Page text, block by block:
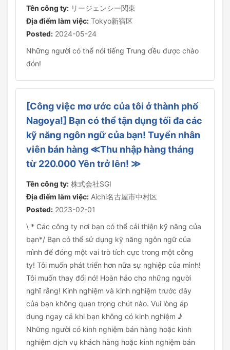
Tên công ty: リージェンシー関東
Địa điểm làm việc: Tokyo新宿区
Posted: 2024-05-24
Những người có thể nói tiếng Trung đều được chào
đón!
[Công việc mơ ước của tôi ở thành phố
Nagoya!] Bạn có thể tận dụng tối đa các
kỹ năng ngôn ngữ của bạn! Tuyển nhân
viên bán hàng ≪Thu nhập hàng tháng
từ 220.000 Yên trở lên! ≫
Tên công ty: 株式会社SGI
Địa điểm làm việc: Aichi名古屋市中村区
Posted: 2023-02-01
\ * Các công ty nơi bạn có thể cải thiện kỹ năng của
bạn*/ Bạn có thể sử dụng kỹ năng ngôn ngữ của
mình để đóng một vai trò tích cực trong một công
ty! Tôi muốn phát triển hơn nữa sự nghiệp của mình!
Tôi muốn thay đổi nó! Hoàn hảo cho những người
nghĩ rằng! Kinh nghiệm và kinh nghiệm trước đây
của bạn không quan trọng chút nào. Vui lòng áp
dụng ngay cả khi bạn không có kinh nghiệm ♪
Những người có kinh nghiệm bán hàng hoặc kinh
nghiệm dịch vụ khách hàng hoặc kinh nghiệm bán